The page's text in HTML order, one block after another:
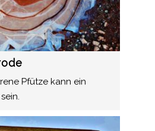
Pfütze kann ein